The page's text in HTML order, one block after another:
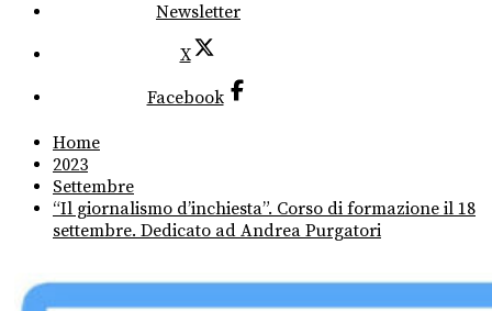
Newsletter
X
Facebook
Home
2023
Settembre
“Il giornalismo d’inchiesta”. Corso di formazione il 18
settembre. Dedicato ad Andrea Purgatori